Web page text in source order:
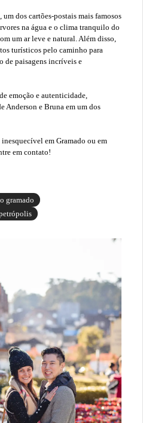
dos cartões-postais mais famosos
na água e o clima tranquilo do
um ar leve e natural. Além disso,
turísticos pelo caminho para
de paisagens incríveis e
emoção e autenticidade,
Anderson e Bruna em um dos
em Gramado ou em
em contato!
gramado